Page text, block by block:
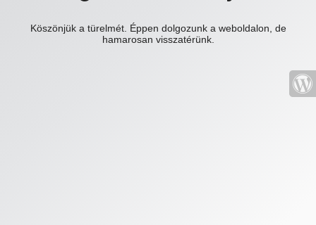
Köszönjük a türelmét. Éppen dolgozunk a weboldalon, de
hamarosan visszatérünk.